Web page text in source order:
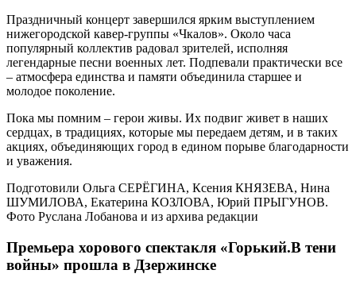
Праздничный концерт завершился ярким выступлением
нижегородской кавер-группы «Чкалов». Около часа
популярный коллектив радовал зрителей, исполняя
легендарные песни военных лет. Подпевали практически все
– атмосфера единства и памяти объединила старшее и
молодое поколение.
Пока мы помним – герои живы. Их подвиг живет в наших
сердцах, в традициях, которые мы передаем детям, и в таких
акциях, объединяющих город в едином порыве благодарности
и уважения.
Подготовили Ольга СЕРЁГИНА, Ксения КНЯЗЕВА, Нина
ШУМИЛОВА, Екатерина КОЗЛОВА, Юрий ПРЫГУНОВ.
Фото Руслана Лобанова и из архива редакции
Премьера хорового спектакля «Горький.В тени
войны» прошла в Дзержинске